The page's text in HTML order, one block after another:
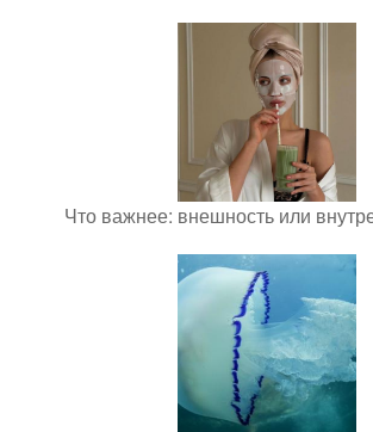
Что важнее: внешность или